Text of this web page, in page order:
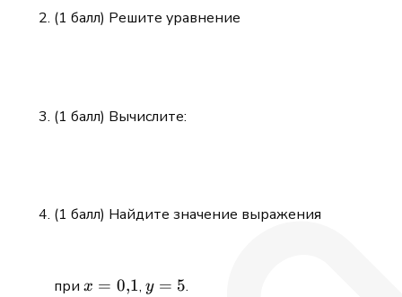
(1 балл) Решите уравнение
(1 балл) Вычислите:
(1 балл) Найдите значение выражения
при x =
x = 0,1, y
y = 5.